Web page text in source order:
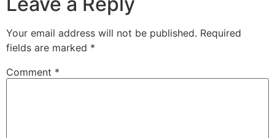
Your email address will not be published. Required
fields are marked *
Comment *